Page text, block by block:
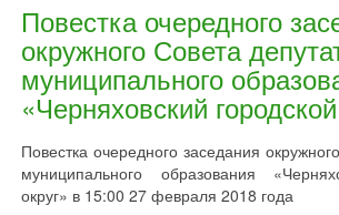
Повестка очередного
окружного Совета
муниципального
«Черняховский
Повестка очередного заседания
муниципального образования
округ» в 15:00 27 февраля 2018 года